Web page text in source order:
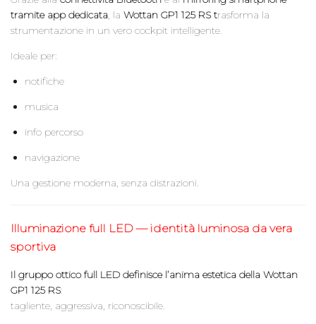
tramite app dedicata, la Wottan GP1 125 RS trasforma la
strumentazione in un vero cockpit intelligente.
Ideale per:
notifiche
musica
info percorso
navigazione
Una gestione moderna, senza distrazioni.
Illuminazione full LED — identità luminosa da vera
sportiva
Il gruppo ottico full LED definisce l’anima estetica della Wottan
GP1 125 RS:
tagliente, aggressiva, riconoscibile.